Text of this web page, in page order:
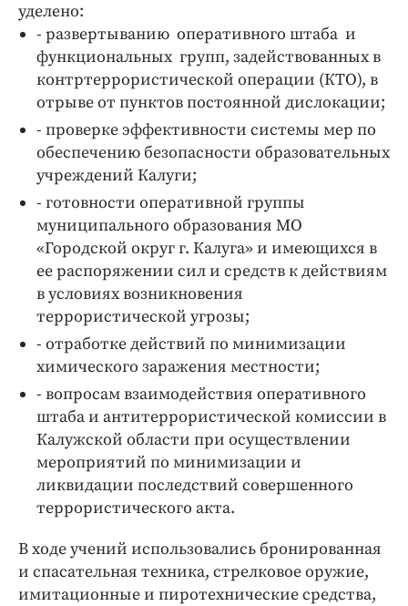
ПРОЕКТЫ
Блоги
Издания
Медиаперсона
Интересное чтиво
Клиника года
Бренд года
Работодатель года
уделено:
- развертыванию оперативного штаба и
функциональных групп, задействованных в
контртеррористической операции (КТО), в
отрыве от пунктов постоянной дислокации;
- проверке эффективности системы мер по
обеспечению безопасности образовательных
учреждений Калуги;
- готовности оперативной группы
муниципального образования МО
«Городской округ г. Калуга» и имеющихся в
ее распоряжении сил и средств к действиям
в условиях возникновения
террористической угрозы;
- отработке действий по минимизации
химического заражения местности;
- вопросам взаимодействия оперативного
штаба и антитеррористической комиссии в
Калужской области при осуществлении
мероприятий по минимизации и
ликвидации последствий совершенного
террористического акта.
В ходе учений использовались бронированная
и спасательная техника, стрелковое оружие,
имитационные и пиротехнические средства,